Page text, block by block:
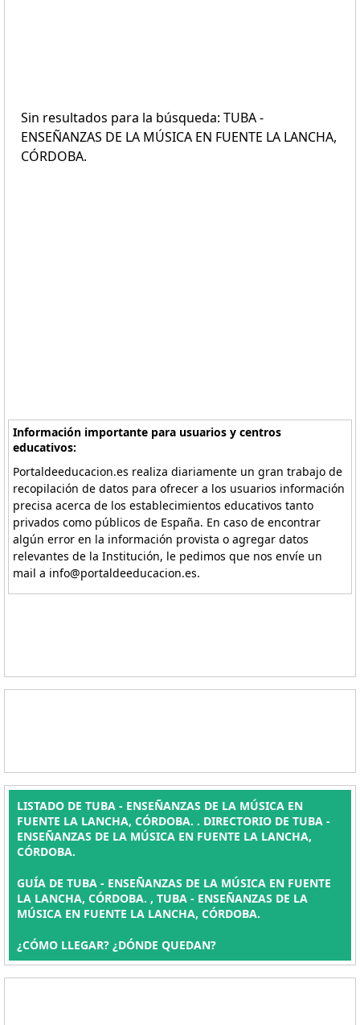
Sin resultados para la búsqueda: TUBA -
ENSEÑANZAS DE LA MÚSICA EN FUENTE LA LANCHA,
CÓRDOBA.
Información importante para usuarios y centros
educativos:
Portaldeeducacion.es realiza diariamente un gran trabajo de
recopilación de datos para ofrecer a los usuarios información
precisa acerca de los establecimientos educativos tanto
privados como públicos de España. En caso de encontrar
algún error en la información provista o agregar datos
relevantes de la Institución, le pedimos que nos envíe un
mail a info@portaldeeducacion.es.
LISTADO DE TUBA - ENSEÑANZAS DE LA MÚSICA EN
FUENTE LA LANCHA, CÓRDOBA. . DIRECTORIO DE TUBA -
ENSEÑANZAS DE LA MÚSICA EN FUENTE LA LANCHA,
CÓRDOBA.
GUÍA DE TUBA - ENSEÑANZAS DE LA MÚSICA EN FUENTE
LA LANCHA, CÓRDOBA. , TUBA - ENSEÑANZAS DE LA
MÚSICA EN FUENTE LA LANCHA, CÓRDOBA.
¿CÓMO LLEGAR? ¿DÓNDE QUEDAN?